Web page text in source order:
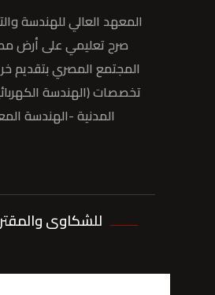
المعهد العالي للهندسة
صرح تعليمي على أرض
المجتمع المصري بتقديم
تخصصات (الهندسة
المدنية -الهندسة
للشكاوى